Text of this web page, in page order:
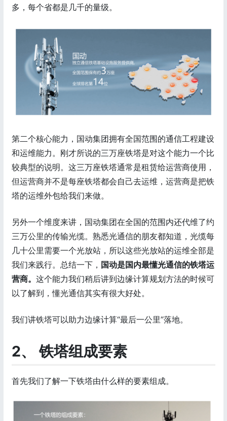
多，每个省都是几千的量级。
第二个核心能力，国动集团拥有全国范围的通信工程建设
和运维能力。刚才所说的三万座铁塔是对这个能力一个比
较典型的说明。这三万座铁塔通常是租赁给运营商使用，
但运营商并不是每座铁塔都会自己去运维，运营商是把铁
塔的运维外包给我们来做。
另外一个维度来讲，国动集团在全国的范围内还代维了约
三万公里的传输光缆。熟悉光通信的朋友都知道，光缆每
几十公里需要一个光放站，所以这些光放站的运维全部是
我们来践行。总结一下， 国动是国内最懂光通信的铁塔运
营商。 这个能力我们稍后讲到边缘计算规划方法的时候可
以了解到，懂光通信其实有很大好处。
我们讲铁塔可以助力边缘计算“最后一公里”落地。
2、 铁塔组成要素
首先我们了解一下铁塔由什么样的要素组成。